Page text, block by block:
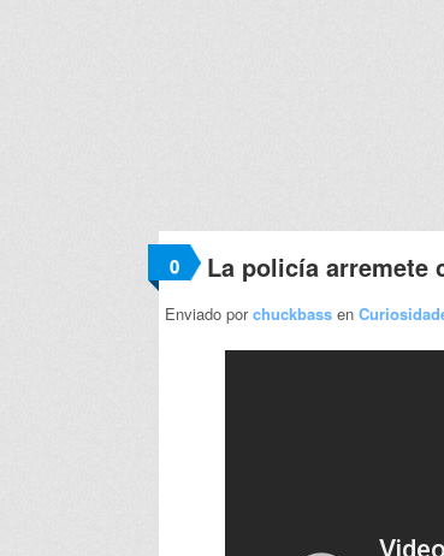
0 La policía arremete
Enviado porchuckbass en